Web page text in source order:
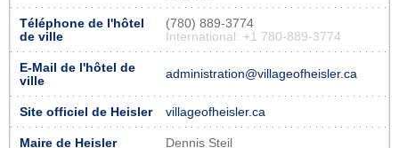
Téléphone de l'hôtel
de ville
(780) 889-3774
International: +1 780-889-3774
E-Mail de l'hôtel de
ville
administration@villageofheisler.ca
Site officiel de Heisler villageofheisler.ca
Maire de Heisler Dennis Steil